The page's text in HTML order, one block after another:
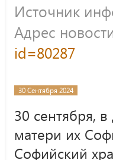
Источник
Адрес
id=80287
30 Сентября 2024
30 сентября,
матери их
Софийский